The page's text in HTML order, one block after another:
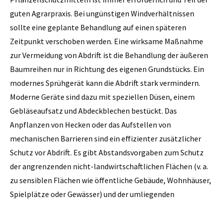
guten Agrarpraxis. Bei ungünstigen Windverhältnissen
sollte eine geplante Behandlung auf einen späteren
Zeitpunkt verschoben werden. Eine wirksame Maßnahme
zur Vermeidung von Abdrift ist die Behandlung der äußeren
Baumreihen nur in Richtung des eigenen Grundstücks. Ein
modernes Sprühgerät kann die Abdrift stark vermindern.
Moderne Geräte sind dazu mit speziellen Düsen, einem
Gebläseaufsatz und Abdeckblechen bestückt. Das
Anpflanzen von Hecken oder das Aufstellen von
mechanischen Barrieren sind ein effizienter zusätzlicher
Schutz vor Abdrift. Es gibt Abstandsvorgaben zum Schutz
der angrenzenden nicht-landwirtschaftlichen Flächen (v. a.
zu sensiblen ­Flächen wie öffentliche Gebäude, Wohnhäuser,
Spielplätze oder Gewässer) und der umliegenden